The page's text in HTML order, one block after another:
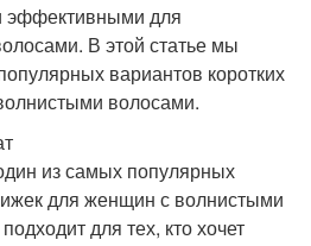
эффективными для
В этой статье мы
вариантов коротких
волосами.
из самых популярных
для женщин с волнистыми
для тех, кто хочет